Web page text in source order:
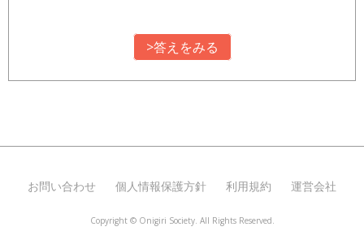
>答えをみる
お問い合わせ 個人情報保護方針 利用規約 運営会社
Copyright © Onigiri Society. All Rights Reserved.